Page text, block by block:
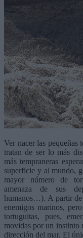
Ver nacer las pequeñas
tratan de ser lo más
más tempraneras
superficie y al mundo,
mayor número de
amenaza de sus
humanos…). A partir de
enemigos marinos,
tortuguitas, pues,
movidas por un instinto
dirección del mar. El